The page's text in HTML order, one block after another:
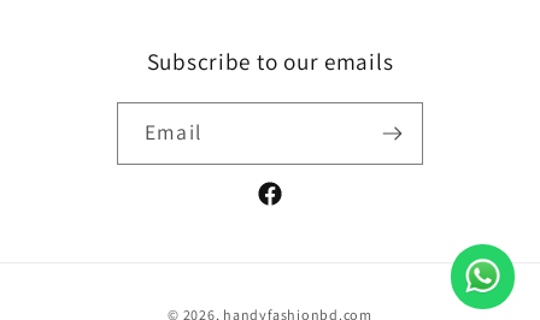
Subscribe to our emails
Email
Facebook
© 2026, handyfashionbd.com